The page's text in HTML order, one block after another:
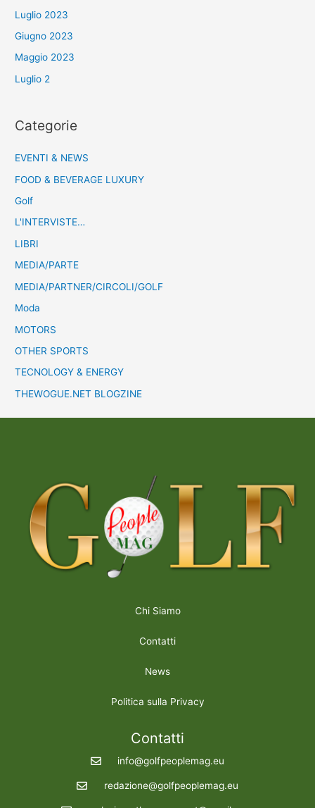
Luglio 2023
Giugno 2023
Maggio 2023
Luglio 2
Categorie
EVENTI & NEWS
FOOD & BEVERAGE LUXURY
Golf
L'INTERVISTE…
LIBRI
MEDIA/PARTE
MEDIA/PARTNER/CIRCOLI/GOLF
Moda
MOTORS
OTHER SPORTS
TECNOLOGY & ENERGY
THEWOGUE.NET BLOGZINE
Chi Siamo
Contatti
News
Politica sulla Privacy
Contatti
info@golfpeoplemag.eu
redazione@golfpeoplemag.eu